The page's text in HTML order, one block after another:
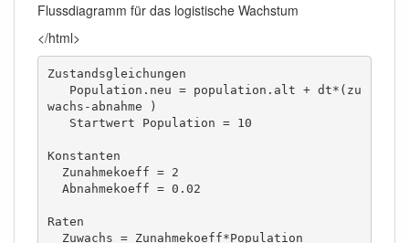
Flussdiagramm für das logistische Wachstum
</html>
Zustandsgleichungen
wachs-abnahme )
Konstanten
Raten